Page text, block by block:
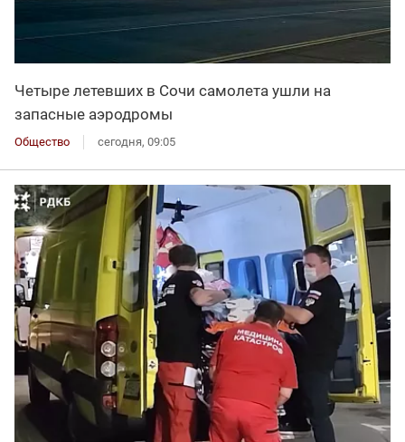
Четыре летевших в Сочи самолета ушли на
запасные аэродромы
Общество сегодня, 09:05